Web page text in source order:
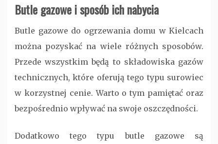
Butle gazowe i sposób ich nabycia
Butle gazowe do ogrzewania domu w Kielcach
można pozyskać na wiele różnych sposobów.
Przede wszystkim będą to składowiska gazów
technicznych, które oferują tego typu surowiec
w korzystnej cenie. Warto o tym pamiętać oraz
bezpośrednio wpływać na swoje oszczędności.
Dodatkowo tego typu butle gazowe są